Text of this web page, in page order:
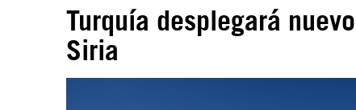
https://t.me/hispantvcanal
https://urmedium.com/c/
Instagram como:
Turquía desplegará
Siria